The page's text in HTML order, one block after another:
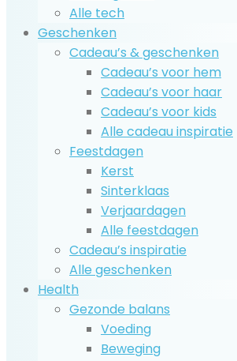
Alle tech
Geschenken
Cadeau’s & geschenken
Cadeau’s voor hem
Cadeau’s voor haar
Cadeau’s voor kids
Alle cadeau inspiratie
Feestdagen
Kerst
Sinterklaas
Verjaardagen
Alle feestdagen
Cadeau’s inspiratie
Alle geschenken
Health
Gezonde balans
Voeding
Beweging